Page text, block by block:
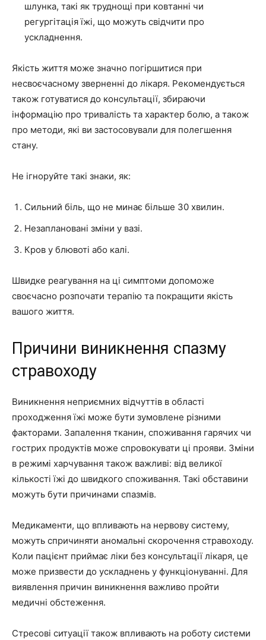
шлунка, такі як труднощі при ковтанні чи
регургітація їжі, що можуть свідчити про
ускладнення.
Якість життя може значно погіршитися при
несвоєчасному зверненні до лікаря. Рекомендується
також готуватися до консультації, збираючи
інформацію про тривалість та характер болю, а також
про методи, які ви застосовували для полегшення
стану.
Не ігноруйте такі знаки, як:
Сильний біль, що не минає більше 30 хвилин.
Незаплановані зміни у вазі.
Кров у блювоті або калі.
Швидке реагування на ці симптоми допоможе
своєчасно розпочати терапію та покращити якість
вашого життя.
Причини виникнення спазму
стравоходу
Виникнення неприємних відчуттів в області
проходження їжі може бути зумовлене різними
факторами. Запалення тканин, споживання гарячих чи
гострих продуктів може спровокувати ці прояви. Зміни
в режимі харчування також важливі: від великої
кількості їжі до швидкого споживання. Такі обставини
можуть бути причинами спазмів.
Медикаменти, що впливають на нервову систему,
можуть спричиняти аномальні скорочення стравоходу.
Коли пацієнт приймає ліки без консультації лікаря, це
може призвести до ускладнень у функціонуванні. Для
виявлення причин виникнення важливо пройти
медичні обстеження.
Стресові ситуації також впливають на роботу системи